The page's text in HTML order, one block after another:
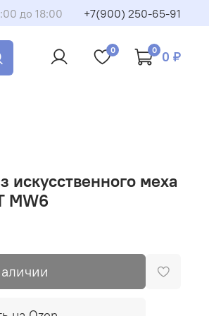
до 18:00 +7(900) 250-65-91
0 0 0 ₽
искусственного меха
MW6